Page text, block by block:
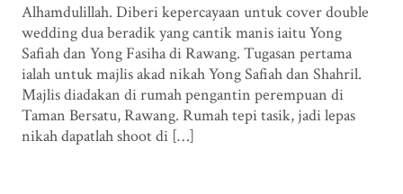
Alhamdulillah. Diberi kepercayaan untuk cover double
wedding dua beradik yang cantik manis iaitu Yong
Safiah dan Yong Fasiha di Rawang. Tugasan pertama
ialah untuk majlis akad nikah Yong Safiah dan Shahril.
Majlis diadakan di rumah pengantin perempuan di
Taman Bersatu, Rawang. Rumah tepi tasik, jadi lepas
nikah dapatlah shoot di […]